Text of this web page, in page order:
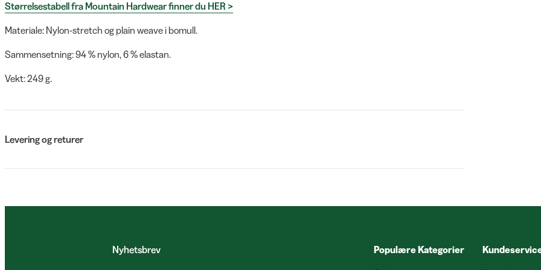
Størrelsestabell fra Mountain Hardwear finner du HER >
Materiale: Nylon-stretch og plain weave i bomull.
Sammensetning: 94 % nylon, 6 % elastan.
Vekt: 249 g.
Levering og returer
Nyhetsbrev Populære Kategorier